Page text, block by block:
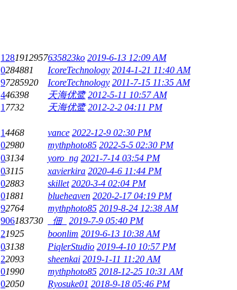
1281912957635823ko 2019-6-13 12:09 AM
0284881 IcoreTechnology 2014-1-21 11:40 AM
97285920 IcoreTechnology 2011-7-15 11:35 AM
446398 天海优鹭 2012-5-11 10:57 AM
1 7732 天海优鹭 2012-2-2 04:11 PM
14468 vance 2022-12-9 02:30 PM
02980 mythphoto85 2022-5-5 02:30 PM
03134 yoro_ng 2021-7-14 03:54 PM
03115 xavierkira 2020-4-6 11:44 PM
02883 skillet 2020-3-4 02:04 PM
01881 blueheaven 2020-2-17 04:19 PM
92764 mythphoto85 2019-8-24 12:38 AM
906183730 _佃_ 2019-7-9 05:40 PM
21925 boonlim 2019-6-13 10:38 AM
03138 PiqlerStudio 2019-4-10 10:57 PM
22093 sheenkai 2019-1-11 11:20 AM
01990 mythphoto85 2018-12-25 10:31 AM
02050 Ryosuke01 2018-9-18 05:46 PM